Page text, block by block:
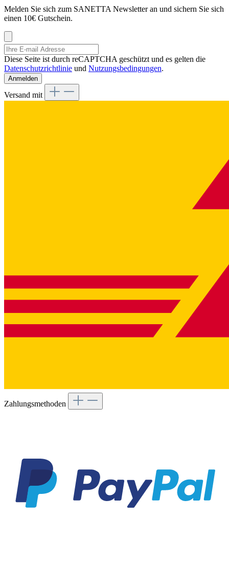
Melden Sie sich zum SANETTA Newsletter an und sichern Sie sich
einen 10€ Gutschein.
Diese Seite ist durch reCAPTCHA geschützt und es gelten die
Datenschutzrichtlinie und Nutzungsbedingungen.
Anmelden
Versand mit
Zahlungsmethoden